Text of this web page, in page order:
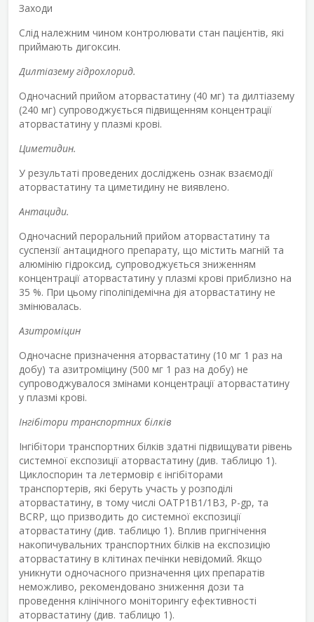
Заходи
Слід належним чином контролювати стан пацієнтів, які
приймають дигоксин.
Дилтіазему гідрохлорид.
Одночасний прийом аторвастатину (40 мг) та дилтіазему
(240 мг) супроводжується підвищенням концентрації
аторвастатину у плазмі крові.
Циметидин.
У результаті проведених досліджень ознак взаємодії
аторвастатину та циметидину не виявлено.
Антациди.
Одночасний пероральний прийом аторвастатину та
суспензії антацидного препарату, що містить магній та
алюмінію гідроксид, супроводжується зниженням
концентрації аторвастатину у плазмі крові приблизно на
35 %. При цьому гіполіпідемічна дія аторвастатину не
змінювалась.
Азитроміцин
Одночасне призначення аторвастатину (10 мг 1 раз на
добу) та азитроміцину (500 мг 1 раз на добу) не
супроводжувалося змінами концентрації аторвастатину
у плазмі крові.
Інгібітори транспортних білків
Інгібітори транспортних білків здатні підвищувати рівень
системної експозиції аторвастатину (див. таблицю 1).
Циклоспорин та летермовір є інгібіторами
транспортерів, які беруть участь у розподілі
аторвастатину, в тому числі OATP1B1/1B3, P-gp, та
BCRP, що призводить до системної експозиції
аторвастатину (див. таблицю 1). Вплив пригнічення
накопичувальних транспортних білків на експозицію
аторвастатину в клітинах печінки невідомий. Якщо
уникнути одночасного призначення цих препаратів
неможливо, рекомендовано зниження дози та
проведення клінічного моніторингу ефективності
аторвастатину (див. таблицю 1).